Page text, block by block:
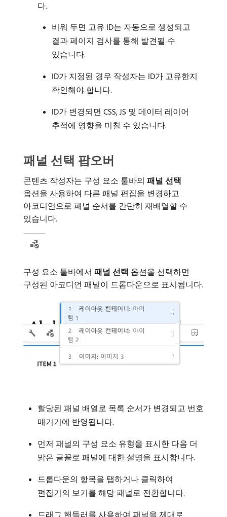
다.
비워 두면 고유 ID는 자동으로 생성되고
결과 페이지 검사를 통해 발견될 수
있습니다.
ID가 지정된 경우 작성자는 ID가 고유한지
확인해야 합니다.
ID가 변경되면 CSS, JS 및 데이터 레이어
추적에 영향을 미칠 수 있습니다.
패널 선택 팝오버
콘텐츠 작성자는 구성 요소 툴바의 패널 선택
옵션을 사용하여 다른 패널 편집을 변경하고
아코디언으로 패널 순서를 간단히 재배열할 수
있습니다.
구성 요소 툴바에서 패널 선택 옵션을 선택하면
구성된 아코디언 패널이 드롭다운으로 표시됩니다.
할당된 패널 배열로 목록 순서가 변경되고 번호
매기기에 반영됩니다.
먼저 패널의 구성 요소 유형을 표시한 다음 더
밝은 글꼴로 패널에 대한 설명을 표시합니다.
드롭다운의 항목을 탭하거나 클릭하여
편집기의 보기를 해당 패널로 전환합니다.
드래그 핸들러를 사용하여 패널을 제대로